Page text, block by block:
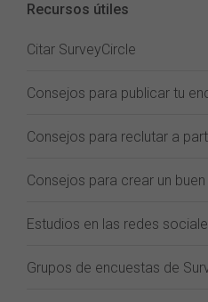
Recursos útiles
Citar SurveyCircle
Consejos para publicar tu
Consejos para reclutar a
Consejos para crear un
Estudios en las redes
Grupos de encuestas de